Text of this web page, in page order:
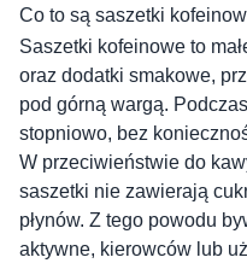
Co to są saszetki
Saszetki kofeinowe to
oraz dodatki smakowe,
pod górną wargą.
stopniowo, bez
W przeciwieństwie do
saszetki nie zawierają
płynów. Z tego powodu
aktywne, kierowców lub